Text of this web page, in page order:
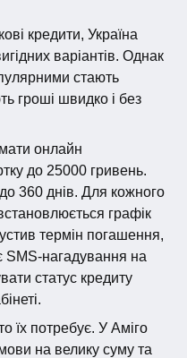
кредити, Україна
варіантів. Однак
стають
гроші швидко і без
онлайн
до 25000 гривень.
360 днів. Для кожного
графік
термін погашення,
SMS-нагадування на
статус кредиту
їх потребує. У Аміго
на велику суму та